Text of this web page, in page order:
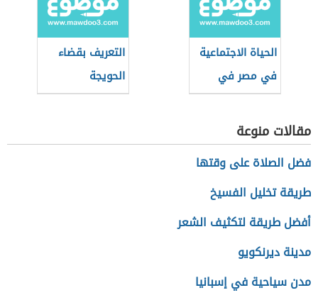
الحياة الاجتماعية
في مصر في
العصر العثماني
التعريف بقضاء
الحويجة
مقالات منوعة
فضل الصلاة على وقتها
طريقة تخليل الفسيخ
أفضل طريقة لتكثيف الشعر
مدينة ديرنكويو
مدن سياحية في إسبانيا